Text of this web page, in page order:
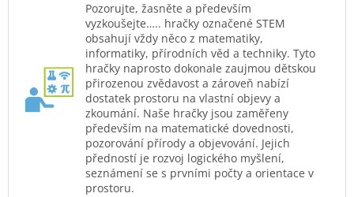
Pozorujte, žasněte a především
vyzkoušejte….. hračky označené STEM
obsahují vždy něco z matematiky,
informatiky, přírodních věd a techniky. Tyto
hračky naprosto dokonale zaujmou dětskou
přirozenou zvědavost a zároveň nabízí
dostatek prostoru na vlastní objevy a
zkoumání. Naše hračky jsou zaměřeny
především na matematické dovednosti,
pozorování přírody a objevování. Jejich
předností je rozvoj logického myšlení,
seznámení se s prvními počty a orientace v
prostoru.